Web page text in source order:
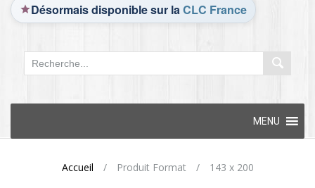
Désormais disponible sur laCLC France
content
MENU
Accueil / Produit Format / 143 x 200